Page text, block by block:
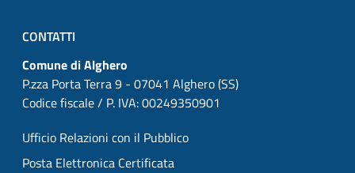
CONTATTI
Comune di Alghero
P.zza Porta Terra 9 - 07041 Alghero (SS)
Codice fiscale / P. IVA: 00249350901
Ufficio Relazioni con il Pubblico
Posta Elettronica Certificata